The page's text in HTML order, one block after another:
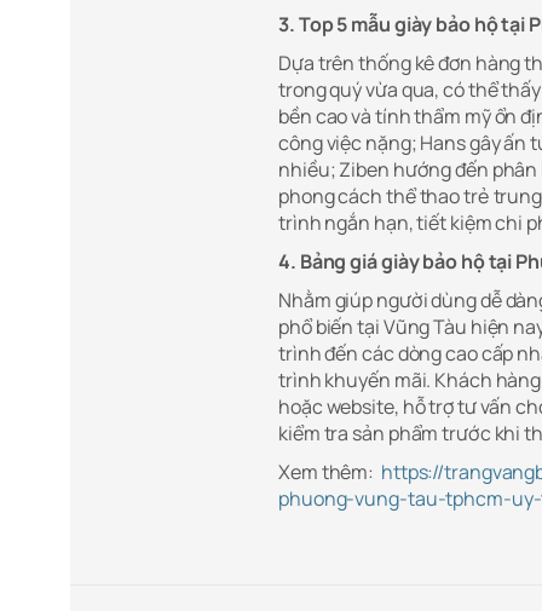
3. Top 5 mẫu giày bảo hộ tại
Dựa trên thống kê đơn hàng
trong quý vừa qua, có thể
bền cao và tính thẩm mỹ ổn
công việc nặng; Hans gây ấn
nhiều; Ziben hướng đến
phong cách thể thao trẻ
trình ngắn hạn, tiết kiệm chi
4. Bảng giá giày bảo hộ tại
Nhằm giúp người dùng dễ
phổ biến tại Vũng Tàu hiện
trình đến các dòng cao cấp
trình khuyến mãi. Khách
hoặc website, hỗ trợ tư vấn
kiểm tra sản phẩm trước khi
Xem thêm: https://
phuong-vung-tau-tphcm-